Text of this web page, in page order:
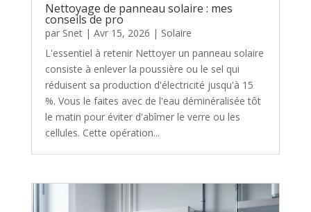
Nettoyage de panneau solaire : mes
conseils de pro
par Snet| Avr 15, 2026 | Solaire
L'essentiel à retenir Nettoyer un panneau solaire
consiste à enlever la poussière ou le sel qui
réduisent sa production d'électricité jusqu'à 15
%. Vous le faites avec de l'eau déminéralisée tôt
le matin pour éviter d'abîmer le verre ou les
cellules. Cette opération...